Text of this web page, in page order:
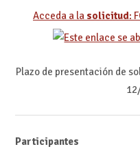
Acceda a la solicitud:
Plazo de presentación de
Participantes